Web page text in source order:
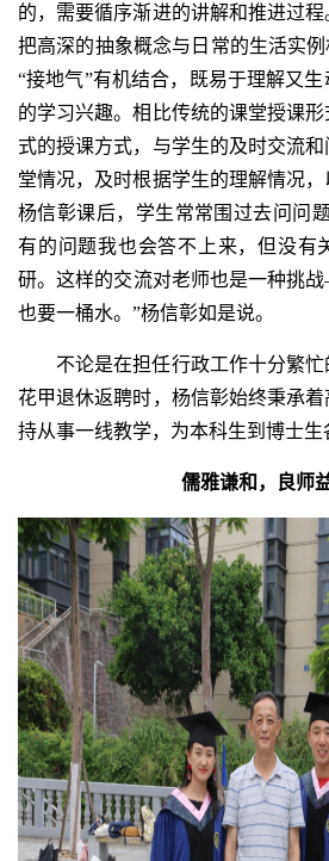
的，需要循序渐进的讲解和推进过
把高深的抽象概念与日常的生活实
“接地气”有机结合，既易于理解又
的学习兴趣。相比传统的课堂授课
式的授课方式，与学生的及时交流
堂情况，及时根据学生的理解情况
杨信彰课后，学生常常围过去问问
有的问题我也会答不上来，但没有
研。这样的交流对老师也是一种挑
也要一桶水。”杨信彰如是说。
不论是在担任行政工作十分繁
花甲退休返聘时，杨信彰始终秉承
持从事一线教学，为本科生到博士生
儒雅谦和，良师